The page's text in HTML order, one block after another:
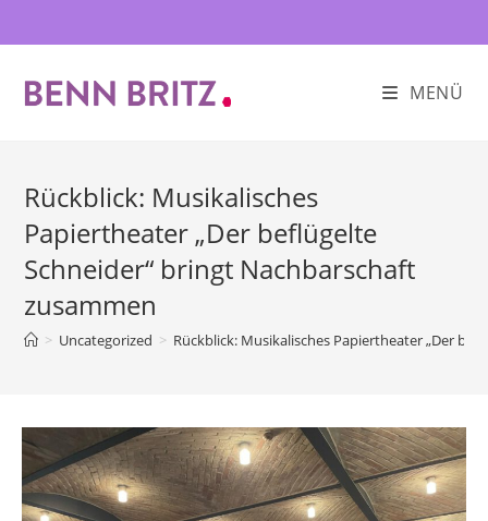
Inhalt
MENÜ
Rückblick: Musikalisches
Papiertheater „Der beflügelte
Schneider“ bringt Nachbarschaft
zusammen
> Uncategorized > Rückblick: Musikalisches Papiertheater „Der